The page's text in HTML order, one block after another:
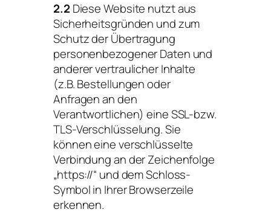
2.2 Diese Website nutzt aus
Sicherheitsgründen und zum
Schutz der Übertragung
personenbezogener Daten und
anderer vertraulicher Inhalte
(z.B. Bestellungen oder
Anfragen an den
Verantwortlichen) eine SSL-bzw.
TLS-Verschlüsselung. Sie
können eine verschlüsselte
Verbindung an der Zeichenfolge
„https://“ und dem Schloss-
Symbol in Ihrer Browserzeile
erkennen.